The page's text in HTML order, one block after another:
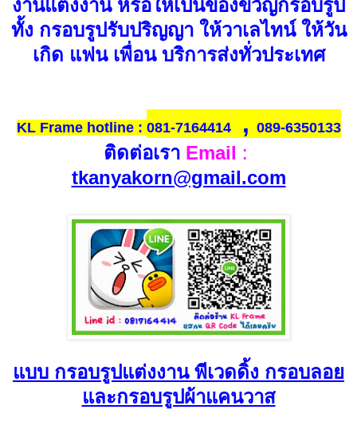
งานแต่งงาน หรือให้เป็นของขวัญกรอบรูป
ทั้ง กรอบรูปรับปริญญา ให้วาเลไทน์ ให้วัน
เกิด แฟน เพื่อน บริการส่งทั่วประเทศ
KL Frame hotline : 081-7164414 , 089-6350133
ติดต่อเรา Email :
tkanyakorn@gmail.com
แบบ กรอบรูปแต่งงาน พีเวดดิ้ง กรอบลอย
และกรอบรูปผ้าแคนวาส